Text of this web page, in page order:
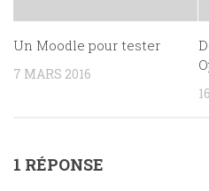
Un Moodle pour tester
7 MARS 2016
1 RÉPONSE